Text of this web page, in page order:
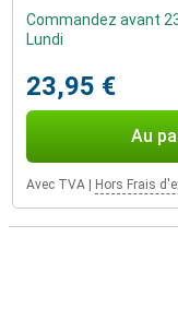
Commandez avant
Lundi
23,95 €
Au
Avec TVA Hors Frais